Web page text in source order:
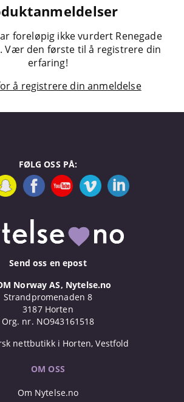
foreløpig ikke vurdert Renegade
Vær den første til å registrere din
erfaring!
å registrere din anmeldelse
FØLG OSS PÅ:
Send oss en epost
Norway AS, Nytelse.no
Strandpromenaden 8
3187 Horten
Org. nr. NO943161518
nettbutikk i Horten, Vestfold
OM OSS
Om Nytelse.no